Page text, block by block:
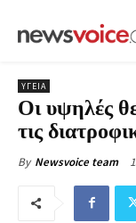
ΥΓΕΙΑ
Οι υψηλές
τις
By Newsvoice team